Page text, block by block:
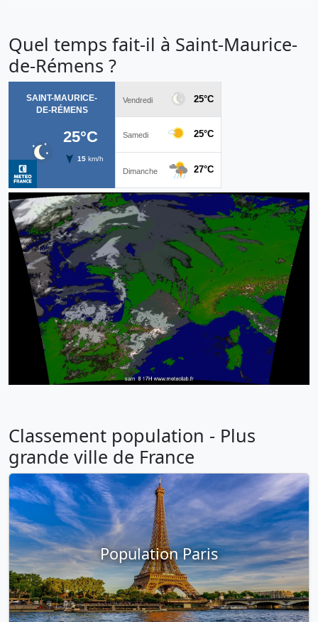
Quel temps fait-il à Saint-Maurice-
de-Rémens ?
Classement population - Plus
grande ville de France
Population Paris